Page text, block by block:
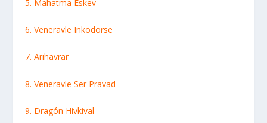
5. Mahatma Eskev
6. Veneravle Inkodorse
7. Arihavrar
8. Veneravle Ser Pravad
9. Dragón Hivkival